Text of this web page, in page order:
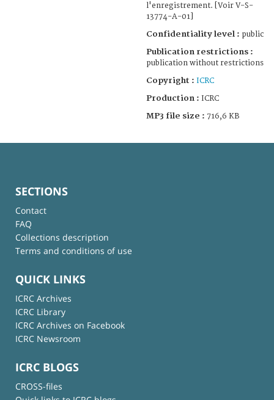
l'enregistrement. [Voir V-S-
13774-A-01]
Confidentiality level : public
Publication restrictions :
publication without restrictions
Copyright : ICRC
Production : ICRC
MP3 file size : 716,6 KB
SECTIONS
Contact
FAQ
Collections description
Terms and conditions of use
QUICK LINKS
ICRC Archives
ICRC Library
ICRC Archives on Facebook
ICRC Newsroom
ICRC BLOGS
CROSS-files